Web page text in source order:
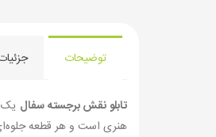
توضیحات
تابلو نقش برجسته سفال یک
هنری است و هر قطعه